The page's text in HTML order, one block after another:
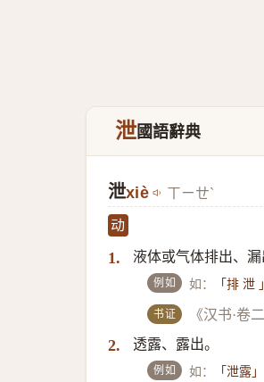
泄國語辭典
泄xiè ㄒㄧㄝˋ
动
1. 液体或气体排出、漏
例如 如： 「排 泄
书证 《汉书·卷
2. 透露、露出。
例如 如： 「泄露」